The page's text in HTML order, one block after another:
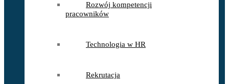
Rozwój kompetencji
pracowników
Technologia w HR
Rekrutacja